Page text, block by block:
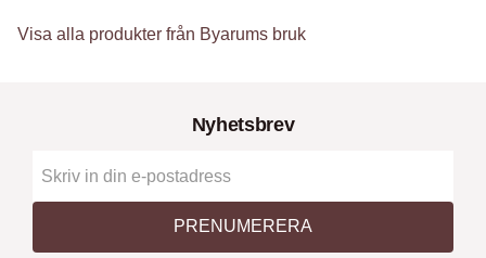
Visa alla produkter från Byarums bruk
Nyhetsbrev
PRENUMERERA